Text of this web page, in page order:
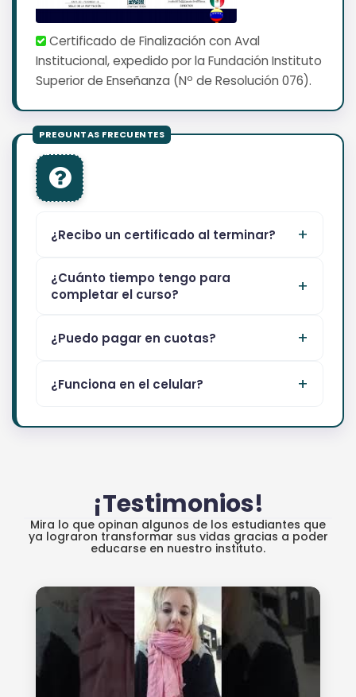
Certificado de Finalización con Aval
Institucional, expedido por la Fundación Instituto
Superior de Enseñanza (Nº de Resolución 076).
¿Recibo un certificado al terminar?
¿Cuánto tiempo tengo para
completar el curso?
¿Puedo pagar en cuotas?
¿Funciona en el celular?
¡Testimonios!
Mira lo que opinan algunos de los estudiantes que
ya lograron transformar sus vidas gracias a poder
educarse en nuestro instituto.